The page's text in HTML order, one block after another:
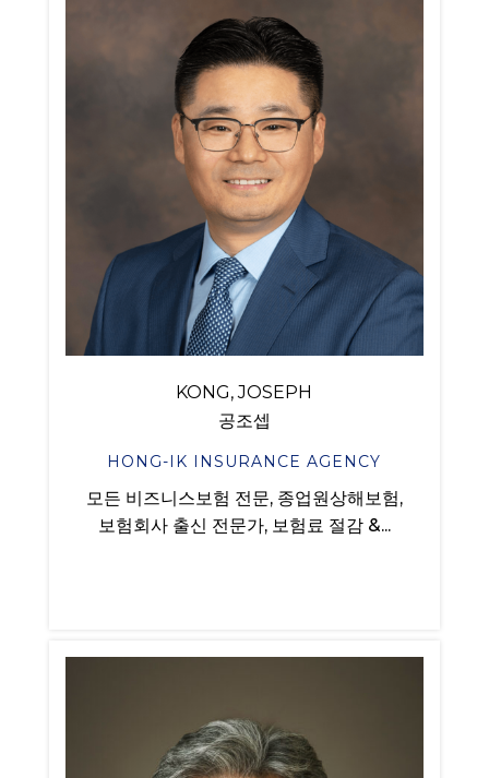
KONG, JOSEPH
공조셉
HONG-IK INSURANCE AGENCY
모든 비즈니스보험 전문, 종업원상해보험,
보험회사 출신 전문가, 보험료 절감 &...